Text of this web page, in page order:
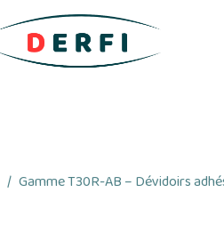
Gamme T30R-AB – Dévidoirs